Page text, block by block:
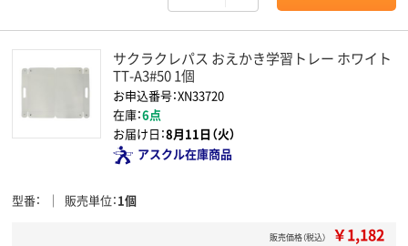
サクラクレパス おえかき学習トレー ホワイト
TT-A3#50 1個
お申込番号：XN33720
在庫：6点
お届け日：8月11日（火）
アスクル在庫商品
型番 販売単位 1個
販売価格（税込） ￥1,182